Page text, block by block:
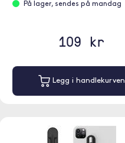
På lager, sendes på mandag
109 kr
Legg i handlekurven